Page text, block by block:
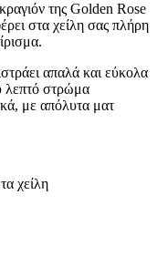
της Golden Rose
στα χείλη σας πλήρη
απαλά και εύκολα
λεπτό στρώμα
με απόλυτα ματ
χείλη